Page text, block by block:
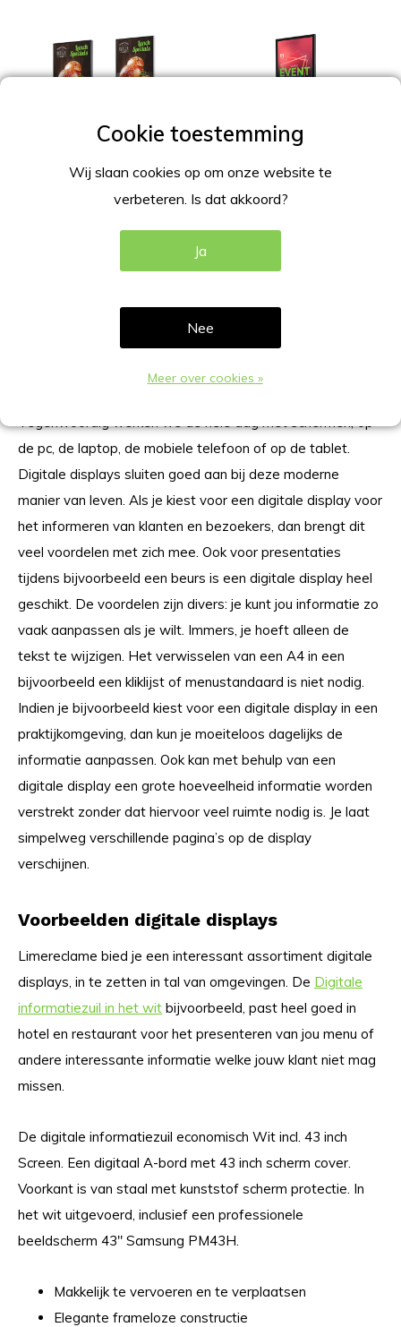
Digitaal Reclamebord
Digitale totem plug en
€1.599,00
de pc, de laptop, de mobiele telefoon of op de tablet.
Digitale displays sluiten goed aan bij deze moderne
manier van leven. Als je kiest voor een digitale display voor
het informeren van klanten en bezoekers, dan brengt dit
veel voordelen met zich mee. Ook voor presentaties
tijdens bijvoorbeeld een beurs is een digitale display heel
geschikt. De voordelen zijn divers: je kunt jou informatie zo
vaak aanpassen als je wilt. Immers, je hoeft alleen de
tekst te wijzigen. Het verwisselen van een A4 in een
bijvoorbeeld een kliklijst of menustandaard is niet nodig.
Indien je bijvoorbeeld kiest voor een digitale display in een
praktijkomgeving, dan kun je moeiteloos dagelijks de
informatie aanpassen. Ook kan met behulp van een
digitale display een grote hoeveelheid informatie worden
verstrekt zonder dat hiervoor veel ruimte nodig is. Je laat
simpelweg verschillende pagina’s op de display
verschijnen.
Voorbeelden digitale displays
Limereclame bied je een interessant assortiment digitale
displays, in te zetten in tal van omgevingen. De Digitale
informatiezuil in het wit bijvoorbeeld, past heel goed in
hotel en restaurant voor het presenteren van jou menu of
andere interessante informatie welke jouw klant niet mag
missen.
De digitale informatiezuil economisch Wit incl. 43 inch
Screen. Een digitaal A-bord met 43 inch scherm cover.
Voorkant is van staal met kunststof scherm protectie. In
het wit uitgevoerd, inclusief een professionele
beeldscherm 43" Samsung PM43H.
Makkelijk te vervoeren en te verplaatsen
Elegante frameloze constructie
Wij slaan cookies op om onze website te
verbeteren. Is dat akkoord?
Ja
Nee
Meer over cookies »